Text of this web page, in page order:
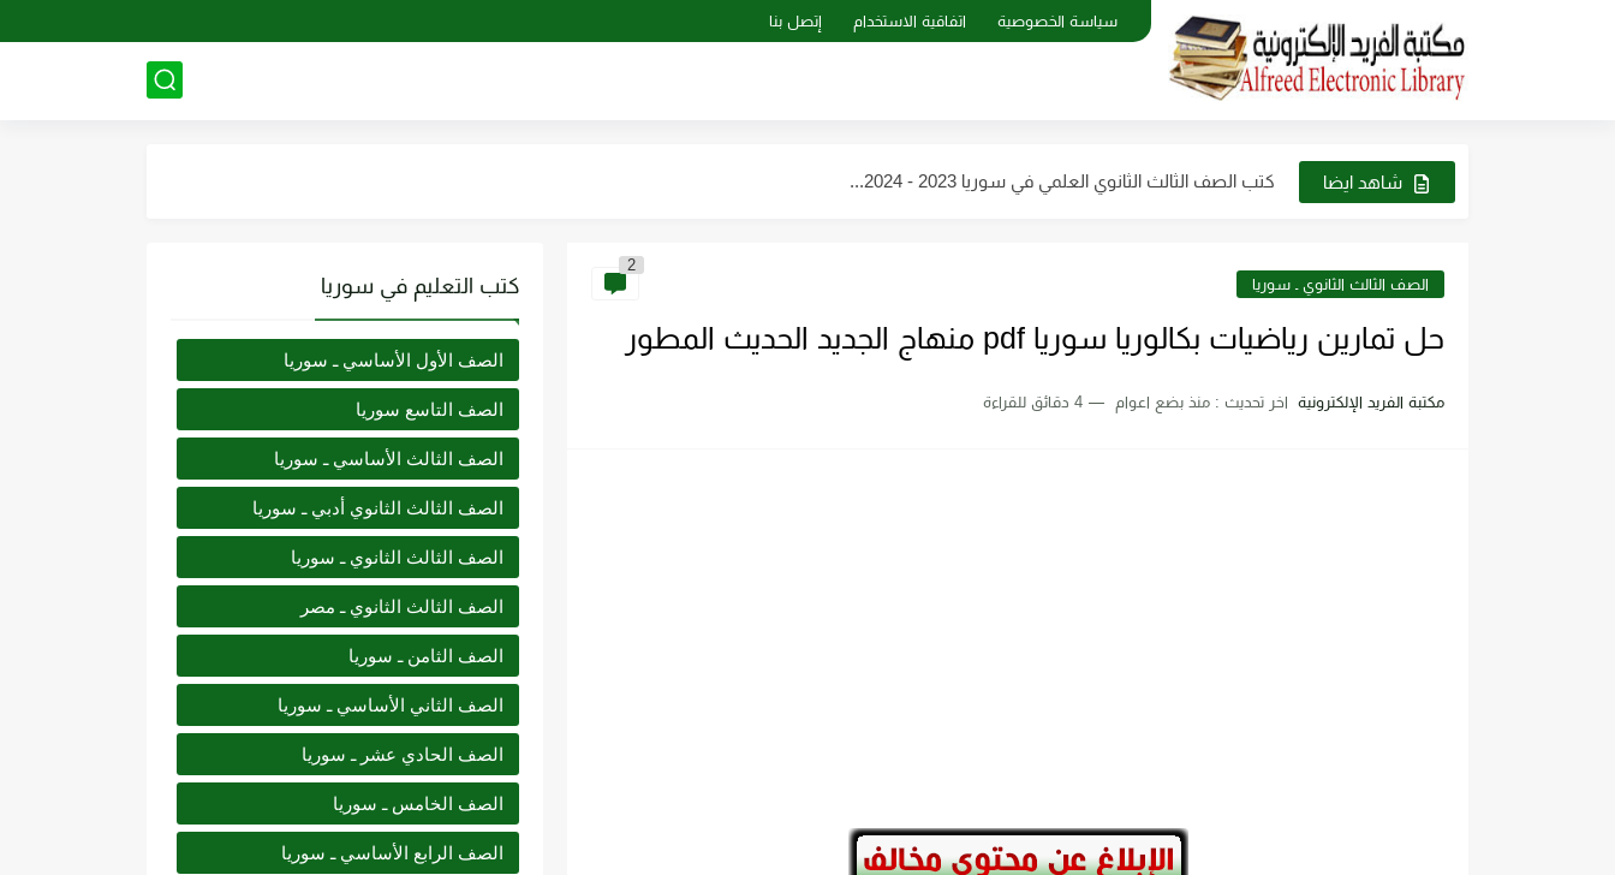
سياسة الخصوصية اتفاقية الاستخدام إتصل بنا
شاهد ايضا كتب الصف الثالث الثانوي العلمي في سوريا 2023 - 2024...
كتب الصف الثاني الثانوي علمي وأدبي ـ سوريا 2023 -...
كتاب الطاقة والتقنية والتوجهات للمستقبل pdf
الصف الثالث الثانوي ـ سوريا
2
حل تمارين رياضيات بكالوريا سوريا pdf منهاج الجديد الحديث المطور
مكتبة الفريد الإلكترونية اخر تحديث : منذ بضع اعوام 4 دقائق للقراءة
كتب التعليم في سوريا
الصف الأول الأساسي ـ سوريا
الصف التاسع سوريا
الصف الثالث الأساسي ـ سوريا
الصف الثالث الثانوي أدبي ـ سوريا
الصف الثالث الثانوي ـ سوريا
الصف الثالث الثانوي ـ مصر
الصف الثامن ـ سوريا
الصف الثاني الأساسي ـ سوريا
الصف الحادي عشر ـ سوريا
الصف الخامس ـ سوريا
الصف الرابع الأساسي ـ سوريا